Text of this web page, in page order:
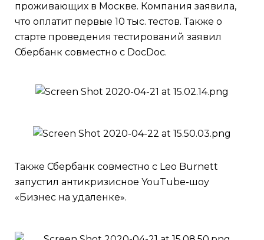
проживающих в Москве. Компания заявила,
что оплатит первые 10 тыс. тестов. Также о
старте проведения тестирований заявил
Сбербанк совместно с DocDoc.
Также Сбербанк совместно с Leo Burnett
запустил антикризисное YouTube-шоу
«Бизнес на удаленке».